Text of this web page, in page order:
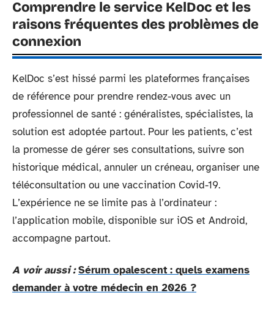
Comprendre le service KelDoc et les
raisons fréquentes des problèmes de
connexion
KelDoc s’est hissé parmi les plateformes françaises
de référence pour prendre rendez-vous avec un
professionnel de santé : généralistes, spécialistes, la
solution est adoptée partout. Pour les patients, c’est
la promesse de gérer ses consultations, suivre son
historique médical, annuler un créneau, organiser une
téléconsultation ou une vaccination Covid-19.
L’expérience ne se limite pas à l’ordinateur :
l’application mobile, disponible sur iOS et Android,
accompagne partout.
A voir aussi : Sérum opalescent : quels examens
demander à votre médecin en 2026 ?